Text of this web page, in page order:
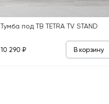
Тумба под ТВ TETRA TV STAND
10 290 ₽ В корзину